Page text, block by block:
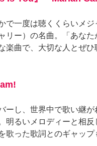
で一度は聴くくらいメジ
リー）の名曲。「あな
楽曲で、大切な人とぜ
ーし、世界中で歌い継が
明るいメロディーと相
歌った歌詞とのギャップ